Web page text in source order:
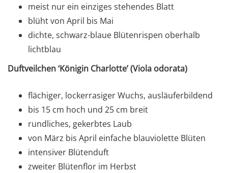
meist nur ein einziges stehendes Blatt
blüht von April bis Mai
dichte, schwarz-blaue Blütenrispen oberhalb
lichtblau
Duftveilchen ‘Königin Charlotte’ (Viola odorata)
flächiger, lockerrasiger Wuchs, ausläuferbildend
bis 15 cm hoch und 25 cm breit
rundliches, gekerbtes Laub
von März bis April einfache blauviolette Blüten
intensiver Blütenduft
zweiter Blütenflor im Herbst